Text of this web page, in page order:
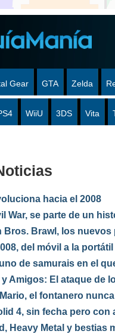
Gear GTA Zelda
WiiU 3DS Vita
hacia el 2008
War, se parte de un
Bros. Brawl, los
del móvil a la
de samurais en el
Amigos: El ataque de
el fontanero
4, sin fecha pero con
Heavy Metal y bestias